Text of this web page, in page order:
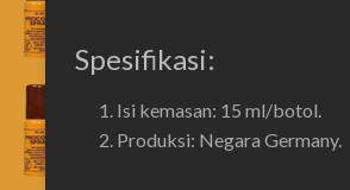
Spesifikasi:
Isi kemasan: 15 ml/botol.
Produksi: Negara Germany.